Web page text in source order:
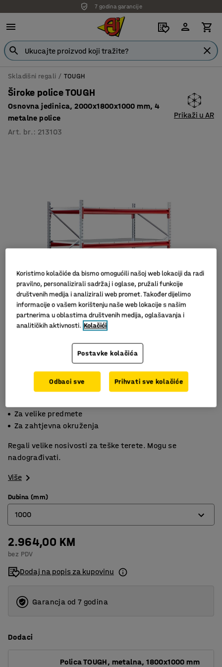
7 godina garancije
Skladišni regali TOUGH
Široke police TOUGH
Osnovna jedinica, 2000x1800x1000 mm, 4
metalne police
Art. br. : 213103
Prikaži u AR
Za velike predmete
Za zahtjevna okruženja
Regali velike nosivosti za teške terete. Mogu se
nadograđivati.
Više
Dubina (mm)
1000
600
1000
2.964,00 KM
bez PDV
Dodaj na popis za kupovinu
Garancja od 7 godina
Dodaci
Polica TOUGH, metalna, 1800x1000 mm
Koristimo kolačiće da bismo omogućili našoj web lokaciji da radi
pravilno, personalizirali sadržaj i oglase, pružali funkcije
društvenih medija i analizirali web promet. Također dijelimo
informacije o vašem korištenju naše web lokacije s našim
partnerima u oblastima društvenih medija, oglašavanja i
analitičkih aktivnosti. Kolačići
Postavke kolačića
Odbaci sve Prihvati sve kolačiće